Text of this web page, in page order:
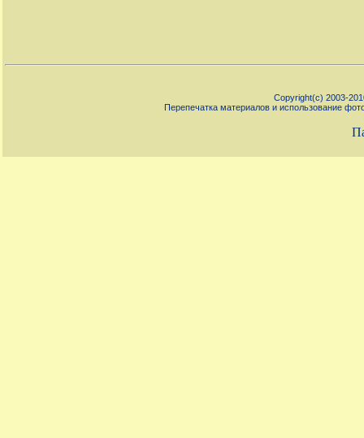
Copyright(c) 2003-
Перепечатка материалов и использование